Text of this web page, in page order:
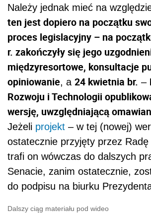
Należy jednak mieć na
ten jest dopiero na początku
proces legislacyjny – na
r. zakończyły się jego
międzyresortowe, konsultacje
opiniowanie, a 24 kwietnia br. –
Rozwoju i Technologii
wersję, uwzględniającą
Jeżeli projekt – w tej (nowej)
ostatecznie przyjęty przez
trafi on wówczas do dalszych
Senacie, zanim ostatecznie,
do podpisu na biurku
Dalszy ciąg materiału pod wideo